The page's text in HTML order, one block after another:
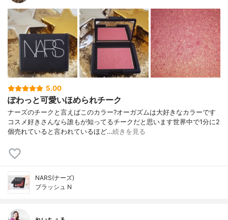
5.00
ぽわっと可愛いほめられチーク
ナーズのチークと言えばこのカラー?オーガズムは大好きなカラーです
コスメ好きさんなら誰もが知ってるチークだと思います世界中で1分に2
個売れていると言われているほど…続きを見る
NARS(ナーズ)
ブラッシュ N